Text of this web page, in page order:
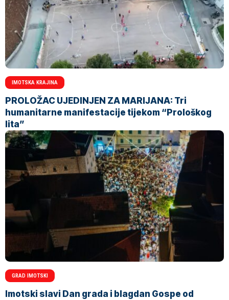
IMOTSKA KRAJINA
PROLOŽAC UJEDINJEN ZA MARIJANA: Tri
humanitarne manifestacije tijekom “Prološkog
lita”
GRAD IMOTSKI
Imotski slavi Dan grada i blagdan Gospe od